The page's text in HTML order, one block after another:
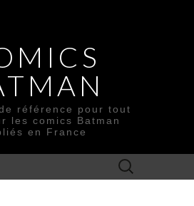
référence pour tout
les comics Batman
en France
Rechercher :